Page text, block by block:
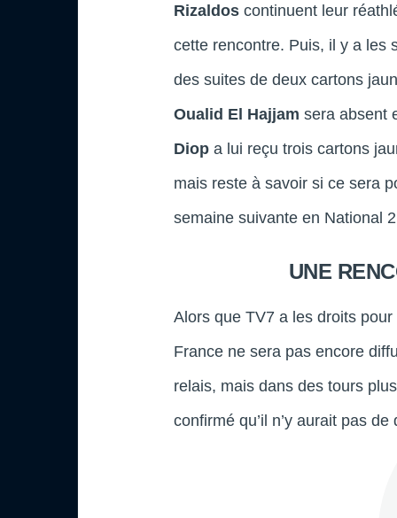
Rizaldos continuent leur
cette rencontre. Puis, il y a les
des suites de deux cartons
Oualid El Hajjam sera absent
Diop a lui reçu trois cartons
mais reste à savoir si ce sera
semaine suivante en National
UNE
Alors que TV7 a les droits
France ne sera pas encore
relais, mais dans des tours
confirmé qu’il n’y aurait pas